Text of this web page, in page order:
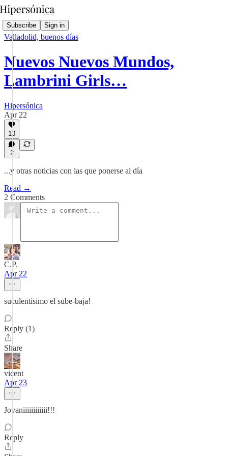
Subscribe Sign in
Valladolid, buenos días
Nuevos Nuevos Mundos,
Lambrini Girls…
Hipersónica
Apr 22
10
2
...y otras noticias con las que ponerse al día
Read →
2 Comments
C.P.
Apr 22
suculentísimo el sube-baja!
Reply (1)
Share
vicent
Apr 23
Jovaniiiiiiiiiiii!!!
Reply